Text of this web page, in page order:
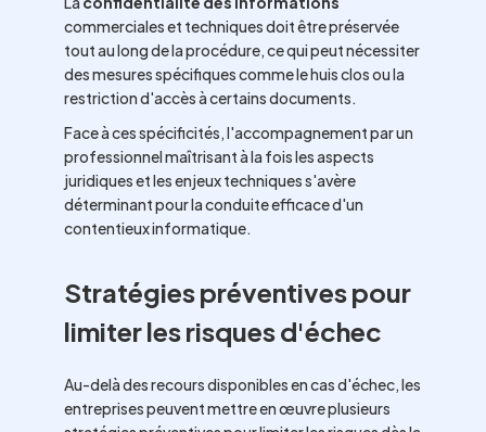
commerciales et techniques doit être préservée
tout au long de la procédure, ce qui peut nécessiter
des mesures spécifiques comme le huis clos ou la
restriction d'accès à certains documents.
Face à ces spécificités, l'accompagnement par un
professionnel maîtrisant à la fois les aspects
juridiques et les enjeux techniques s'avère
déterminant pour la conduite efficace d'un
contentieux informatique.
Stratégies préventives pour
limiter les risques d'échec
Au-delà des recours disponibles en cas d'échec, les
entreprises peuvent mettre en œuvre plusieurs